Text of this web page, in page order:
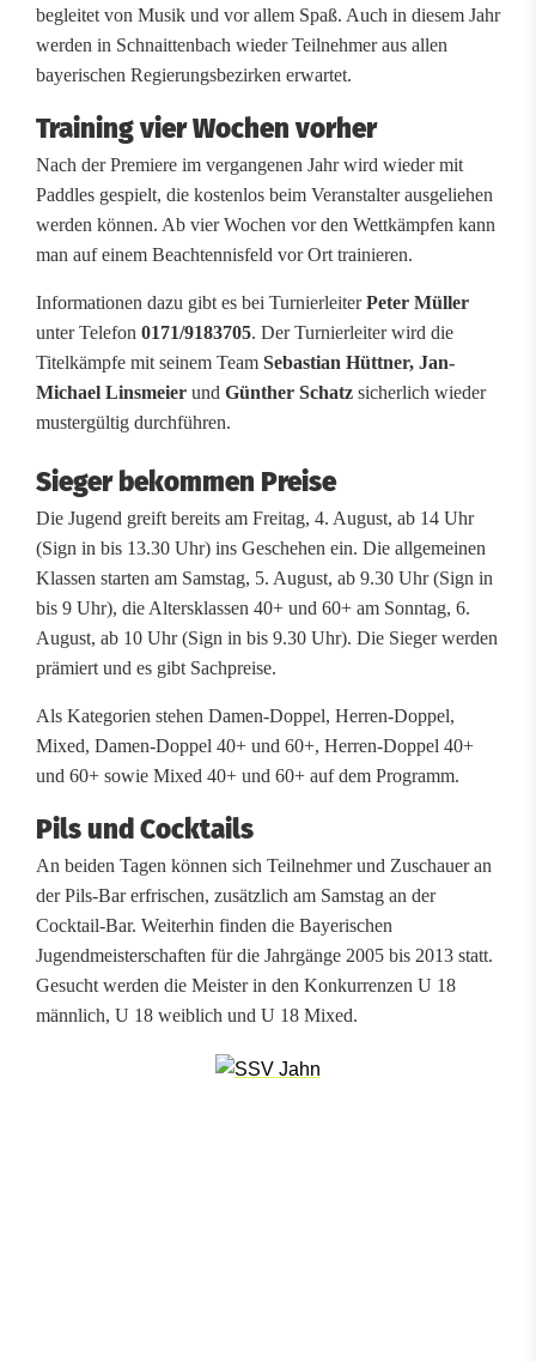
s
-
M
e
i
s
t
e
r
s
c
h
a
f
t
e
n
n
l
o
c
k
begleitet von Musik und vor allem Spaß. Auch in diesem Jahr
werden in Schnaittenbach wieder Teilnehmer aus allen
bayerischen Regierungsbezirken erwartet.
Training vier Wochen vorher
Nach der Premiere im vergangenen Jahr wird wieder mit
Paddles gespielt, die kostenlos beim Veranstalter ausgeliehen
werden können. Ab vier Wochen vor den Wettkämpfen kann
man auf einem Beachtennisfeld vor Ort trainieren.
Informationen dazu gibt es bei TurnierleiterPeter Müller
unter Telefon 0171/9183705. Der Turnierleiter wird die
Titelkämpfe mit seinem Team Sebastian Hüttner, Jan-
Michael Linsmeier und Günther Schatz sicherlich wieder
mustergültig durchführen.
Sieger bekommen Preise
Die Jugend greift bereits am Freitag, 4. August, ab 14 Uhr
(Sign in bis 13.30 Uhr) ins Geschehen ein. Die allgemeinen
Klassen starten am Samstag, 5. August, ab 9.30 Uhr (Sign in
bis 9 Uhr), die Altersklassen 40+ und 60+ am Sonntag, 6.
August, ab 10 Uhr (Sign in bis 9.30 Uhr). Die Sieger werden
prämiert und es gibt Sachpreise.
Als Kategorien stehen Damen-Doppel, Herren-Doppel,
Mixed, Damen-Doppel 40+ und 60+, Herren-Doppel 40+
und 60+ sowie Mixed 40+ und 60+ auf dem Programm.
Pils und Cocktails
An beiden Tagen können sich Teilnehmer und Zuschauer an
der Pils-Bar erfrischen, zusätzlich am Samstag an der
Cocktail-Bar. Weiterhin finden die Bayerischen
Jugendmeisterschaften für die Jahrgänge 2005 bis 2013 statt.
Gesucht werden die Meister in den Konkurrenzen U 18
männlich, U 18 weiblich und U 18 Mixed.